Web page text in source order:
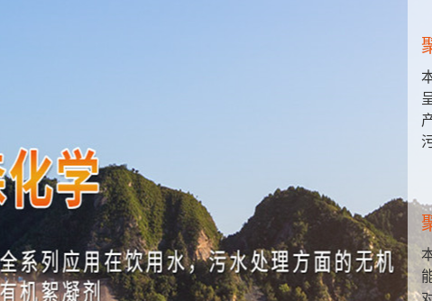
的强阳离子聚电解质，水溶性好，
比例混合，无毒无味。性质稳定，